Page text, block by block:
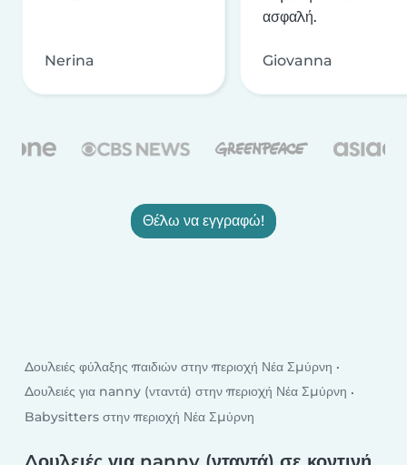
Nerina
ασφαλή.
Giovanna
Θέλω να εγγραφώ!
Δουλειές φύλαξης παιδιών στην περιοχή Νέα Σμύρνη
Δουλειές για nanny (νταντά) στην περιοχή Νέα Σμύρνη
Babysitters στην περιοχή Νέα Σμύρνη